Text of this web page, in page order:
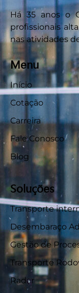
Há 35 anos o
profissionais
nas atividades
Menu
Início
Cotação
Carreira
Fale Conosco
Blog
Soluções
Transporte
Desembaraço
Gestão de
Transporte
Radar